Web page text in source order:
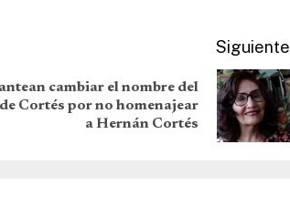
Siguiente
cambiar el nombre del
Cortés por no homenajear
a Hernán Cortés